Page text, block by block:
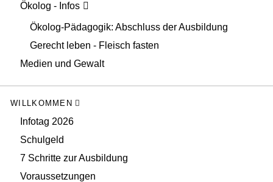
Ökolog - Infos
Ökolog-Pädagogik: Abschluss der Ausbildung
Gerecht leben - Fleisch fasten
Medien und Gewalt
WILLKOMMEN
Infotag 2026
Schulgeld
7 Schritte zur Ausbildung
Voraussetzungen